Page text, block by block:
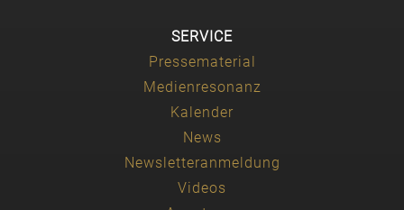
SERVICE
Pressematerial
Medienresonanz
Kalender
News
Newsletteranmeldung
Videos